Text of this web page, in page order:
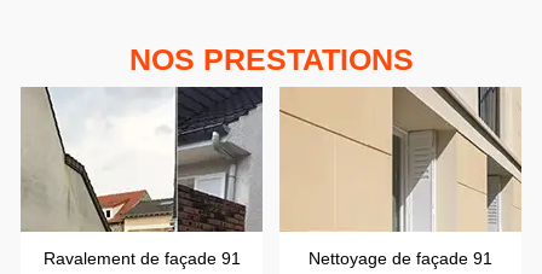
NOS PRESTATIONS
Ravalement de façade 91 Nettoyage de façade 91